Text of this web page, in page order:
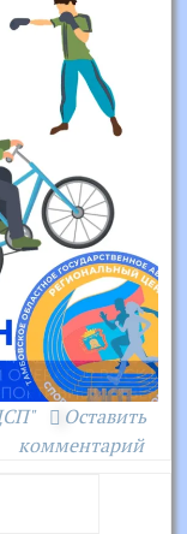
Оставить
комментарий